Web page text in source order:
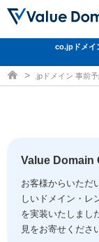
ドメイントップ
ドメイン移管
ドメイン価格一覧
ドメイン一括検索
コアサーバー
バリューサーバー
XREA
セキュリティトップ
Value Domain ネット
SSL証明書
サービストップ
お得意様割引
co.jpドメイ
ドメイン取得ならバ
.jpドメイン 事前
Value Domain
お客様からいただ
しいドメイン・レ
を実装いたしまし
見をお寄せくださ